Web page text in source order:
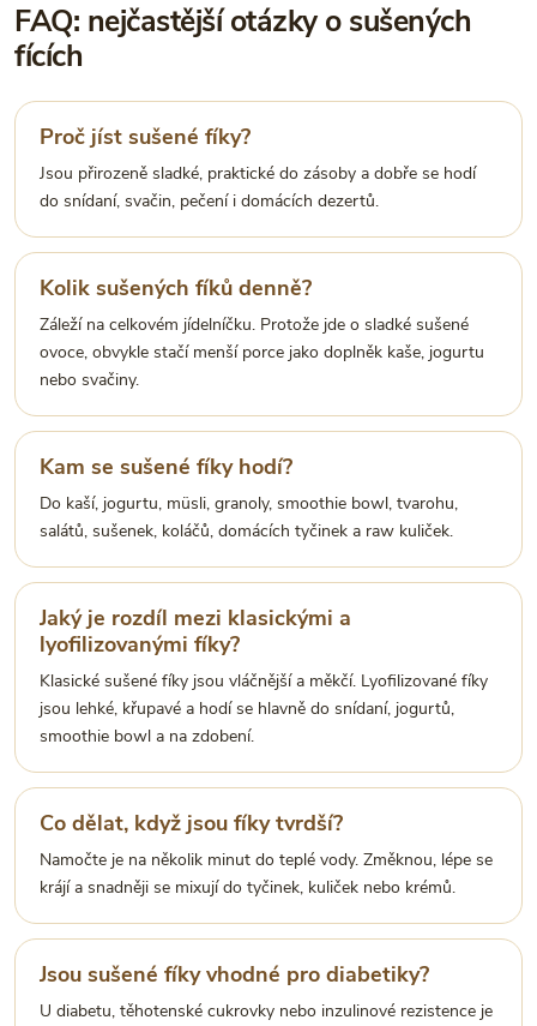
FAQ: nejčastější otázky o sušených
fících
Proč jíst sušené fíky?
Jsou přirozeně sladké, praktické do zásoby a dobře se hodí
do snídaní, svačin, pečení i domácích dezertů.
Kolik sušených fíků denně?
Záleží na celkovém jídelníčku. Protože jde o sladké sušené
ovoce, obvykle stačí menší porce jako doplněk kaše, jogurtu
nebo svačiny.
Kam se sušené fíky hodí?
Do kaší, jogurtu, müsli, granoly, smoothie bowl, tvarohu,
salátů, sušenek, koláčů, domácích tyčinek a raw kuliček.
Jaký je rozdíl mezi klasickými a
lyofilizovanými fíky?
Klasické sušené fíky jsou vláčnější a měkčí. Lyofilizované fíky
jsou lehké, křupavé a hodí se hlavně do snídaní, jogurtů,
smoothie bowl a na zdobení.
Co dělat, když jsou fíky tvrdší?
Namočte je na několik minut do teplé vody. Změknou, lépe se
krájí a snadněji se mixují do tyčinek, kuliček nebo krémů.
Jsou sušené fíky vhodné pro diabetiky?
U diabetu, těhotenské cukrovky nebo inzulinové rezistence je